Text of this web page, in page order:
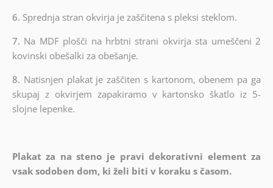
6. Sprednja stran okvirja je zaščitena s pleksi steklom.
7. Na MDF plošči na hrbtni strani okvirja sta umeščeni 2
kovinski obešalki za obešanje.
8. Natisnjen plakat je zaščiten s kartonom, obenem pa ga
skupaj z okvirjem zapakiramo v kartonsko škatlo iz 5-
slojne lepenke.
Plakat za na steno je pravi dekorativni element za
vsak sodoben dom, ki želi biti v koraku s časom.